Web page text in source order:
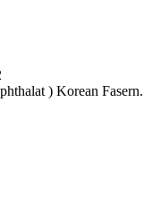
) Korean Fasern.